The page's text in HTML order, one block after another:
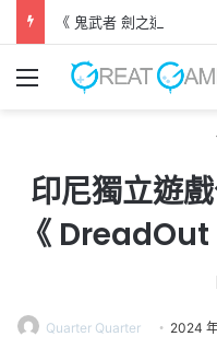
《 鬼武者 劍之道 》 實
Menu
印尼獨立遊
《
Quarter Quarter 2024